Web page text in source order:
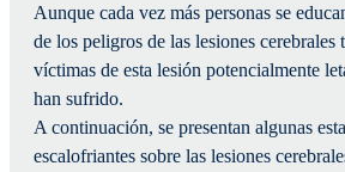
Aunque cada vez más personas se
de los peligros de las lesiones cerebrales
víctimas de esta lesión potencialmente
han sufrido.
A continuación, se presentan algunas
escalofriantes sobre las lesiones